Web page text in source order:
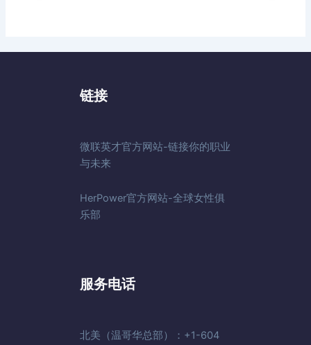
链接
微联英才官方网站-链接你的职业
与未来
HerPower官方网站-全球女性俱
乐部
服务电话
北美（温哥华总部）：+1-604